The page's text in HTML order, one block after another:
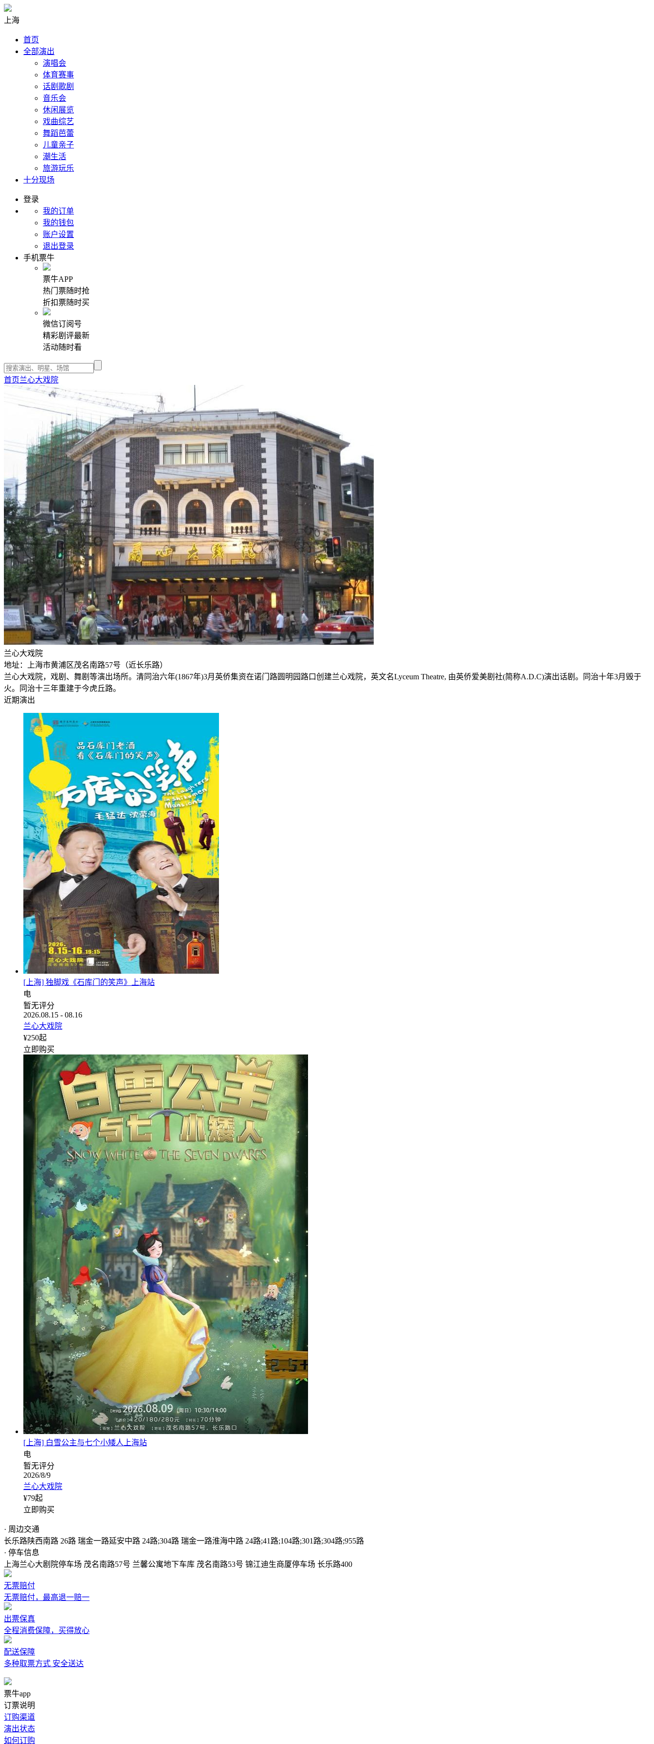
上海
首页
全部演出
演唱会
体育赛事
话剧歌剧
音乐会
休闲展览
戏曲综艺
舞蹈芭蕾
儿童亲子
潮生活
旅游玩乐
十分现场
登录
我的订单
我的钱包
账户设置
退出登录
手机票牛
票牛APP
热门票随时抢
折扣票随时买
微信订阅号
精彩剧评最新
活动随时看
首页兰心大戏院
兰心大戏院
地址：上海市黄浦区茂名南路57号（近长乐路）
兰心大戏院，戏剧、舞剧等演出场所。清同治六年(1867年)3月英侨集资在诺门路圆明园路口创建兰心戏院，英文名Lyceum Theatre, 由英侨爱美剧社(简称A.D.C)演出话剧。同治十年3月毁于
火。同治十三年重建于今虎丘路。
近期演出
[上海] 独脚戏《石库门的笑声》上海站
电
暂无评分
2026.08.15 - 08.16
兰心大戏院
¥250起
立即购买
[上海] 白雪公主与七个小矮人上海站
电
暂无评分
2026/8/9
兰心大戏院
¥79起
立即购买
· 周边交通
长乐路陕西南路 26路 瑞金一路延安中路 24路;304路 瑞金一路淮海中路 24路;41路;104路;301路;304路;955路
· 停车信息
上海兰心大剧院停车场 茂名南路57号 兰馨公寓地下车库 茂名南路53号 锦江迪生商厦停车场 长乐路400
无票赔付
无票赔付，最高退一赔一
出票保真
全程消费保障，买得放心
配送保障
多种取票方式 安全送达
票牛app
订票说明
订购渠道
演出状态
如何订购